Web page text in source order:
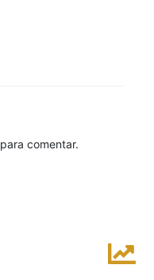
para comentar.